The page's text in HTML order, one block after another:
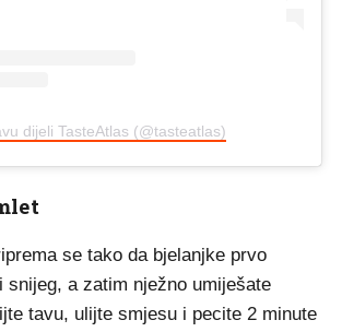
dijeli TasteAtlas (@tasteatlas)
se tako da bjelanjke prvo
snijeg, a zatim nježno umiješate
tavu, ulijte smjesu i pecite 2 minute